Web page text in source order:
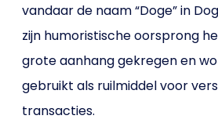
vandaar de naam “Doge” in
zijn humoristische oorsprong
grote aanhang gekregen en
gebruikt als ruilmiddel voor
transacties.